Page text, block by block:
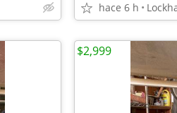
hace 6 h
$2,999